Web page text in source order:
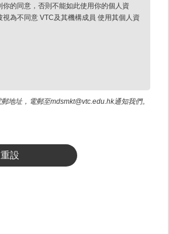
的同意，否則不能如此使用你的個人資
為不同意 VTC及其機構成員 使用其個人資
地址，電郵至mdsmkt@vtc.edu.hk通知我們。
重設